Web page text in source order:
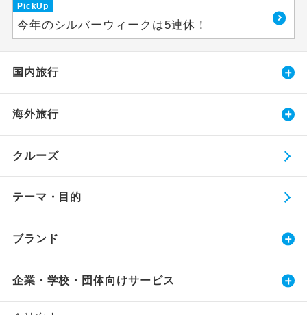
PickUp
今年のシルバーウィークは5連休！
国内旅行
海外旅行
クルーズ
テーマ・目的
ブランド
企業・学校・団体向けサービス